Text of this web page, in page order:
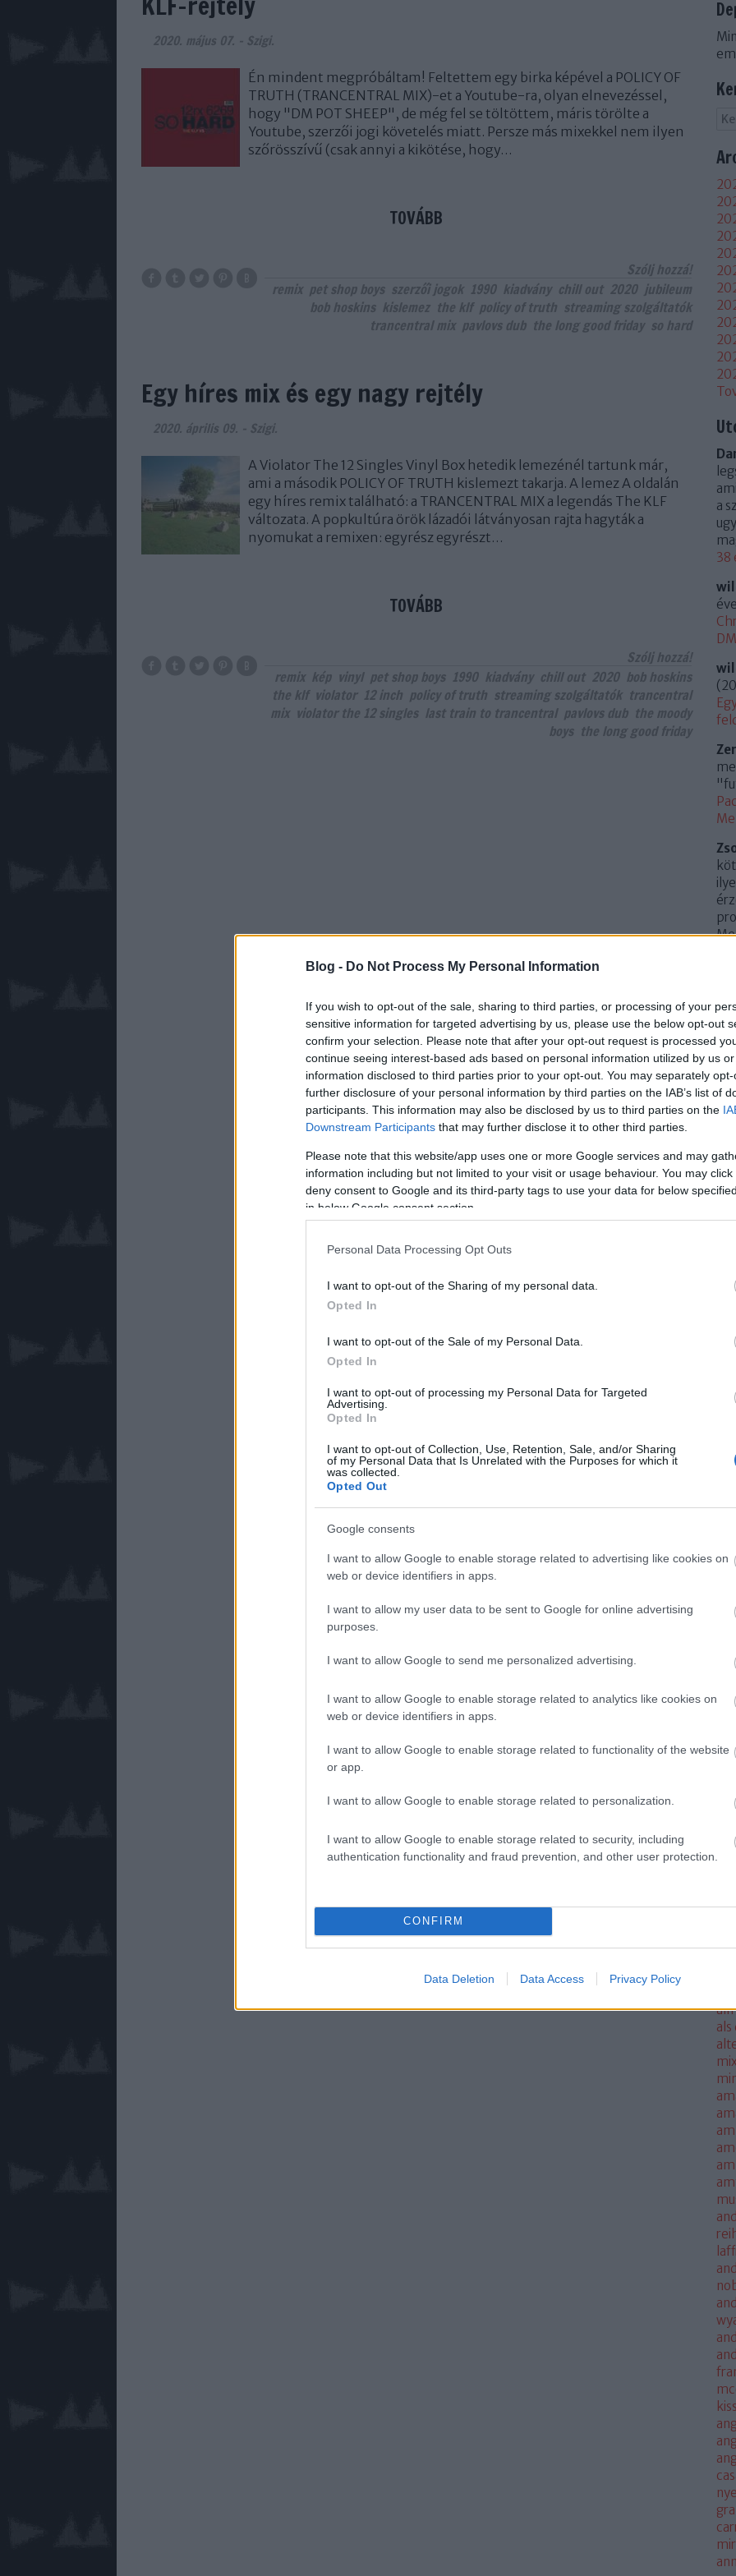
Blog - Do Not Process My Personal Information
If you wish to opt-out of the sale, sharing to third parties, or processing of your
sensitive information for targeted advertising by us, please use the below opt-out
confirm your selection. Please note that after your opt-out request is processed
continue seeing interest-based ads based on personal information utilized by us
information disclosed to third parties prior to your opt-out. You may separately
further disclosure of your personal information by third parties on the IAB’s list of
participants. This information may also be disclosed by us to third parties on the
Downstream Participants that may further disclose it to other third parties.
Please note that this website/app uses one or more Google services and may
information including but not limited to your visit or usage behaviour. You may
deny consent to Google and its third-party tags to use your data for below
in below Google consent section.
Personal Data Processing Opt Outs
I want to opt-out of the Sharing of my personal data.
Opted In
I want to opt-out of the Sale of my Personal Data.
Opted In
I want to opt-out of processing my Personal Data for Targeted
Advertising.
Opted In
I want to opt-out of Collection, Use, Retention, Sale, and/or Sharing
of my Personal Data that Is Unrelated with the Purposes for which it
was collected.
Opted Out
Google consents
I want to allow Google to enable storage related to advertising like cookies on
web or device identifiers in apps.
I want to allow my user data to be sent to Google for online advertising
purposes.
I want to allow Google to send me personalized advertising.
I want to allow Google to enable storage related to analytics like cookies on
web or device identifiers in apps.
I want to allow Google to enable storage related to functionality of the website
or app.
I want to allow Google to enable storage related to personalization.
I want to allow Google to enable storage related to security, including
authentication functionality and fraud prevention, and other user protection.
CONFIRM
Data Deletion Data Access Privacy Policy
2020. május 07. - Szigi.
Én mindent megpróbáltam! Feltettem egy birka képével a POLICY OF
TRUTH (TRANCENTRAL MIX)-et a Youtube-ra, olyan elnevezéssel,
hogy "DM POT SHEEP", de még fel se töltöttem, máris törölte a
Youtube, szerzői jogi követelés miatt. Persze más mixekkel nem ilyen
szőrösszívű (csak annyi a kikötése, hogy…
TOVÁBB
Szólj hozzá!
remix pet shop boys szerzői jogok 1990 kiadvány chill out 2020 jubileum
bob hoskins kislemez the klf policy of truth streaming szolgáltatók
trancentral mix pavlovs dub the long good friday so hard
Egy híres mix és egy nagy rejtély
2020. április 09. - Szigi.
A Violator The 12 Singles Vinyl Box hetedik lemezénél tartunk már,
ami a második POLICY OF TRUTH kislemezt takarja. A lemez A oldalán
egy híres remix található: a TRANCENTRAL MIX a legendás The KLF
változata. A popkultúra örök lázadói látványosan rajta hagyták a
nyomukat a remixen: egyrész egyrészt…
TOVÁBB
Szólj hozzá!
remix kép vinyl pet shop boys 1990 kiadvány chill out 2020 bob hoskins
the klf violator 12 inch policy of truth streaming szolgáltatók trancentral
mix violator the 12 singles last train to trancentral pavlovs dub the moody
boys the long good friday
a
38
(
.
als
mix